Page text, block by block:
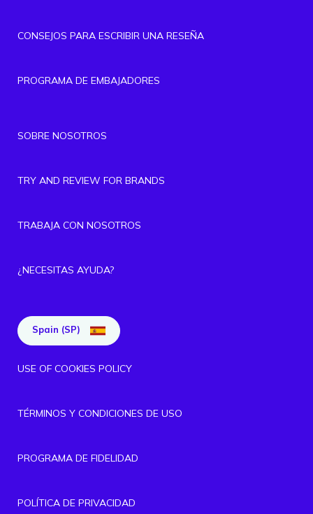
CONSEJOS PARA ESCRIBIR UNA RESEÑA
PROGRAMA DE EMBAJADORES
SOBRE NOSOTROS
TRY AND REVIEW FOR BRANDS
TRABAJA CON NOSOTROS
¿NECESITAS AYUDA?
Spain (SP)
USE OF COOKIES POLICY
TÉRMINOS Y CONDICIONES DE USO
PROGRAMA DE FIDELIDAD
POLÍTICA DE PRIVACIDAD